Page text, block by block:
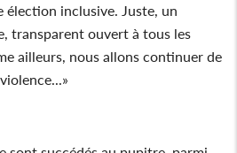
élection inclusive. Juste, un
transparent ouvert à tous les
ailleurs, nous allons continuer de